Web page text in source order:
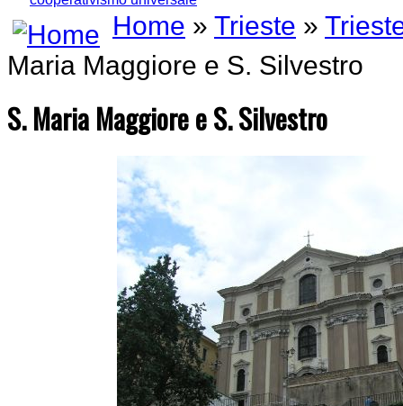
Home » Trieste »
Maria Maggiore e S. Silvestro
S. Maria Maggiore e S. Silvestro